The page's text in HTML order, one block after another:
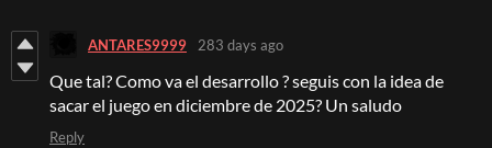
ANTARES9999 283 days ago
Que tal? Como va el desarrollo ? seguis con la idea de
sacar el juego en diciembre de 2025? Un saludo
Reply